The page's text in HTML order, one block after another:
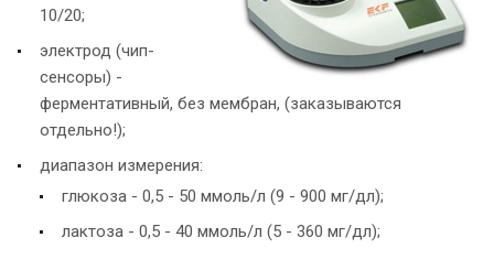
10/20;
электрод (чип-
сенсоры) -
ферментативный, без мембран, (заказываются
отдельно!);
диапазон измерения:
глюкоза - 0,5 - 50 ммоль/л (9 - 900 мг/дл);
лактоза - 0,5 - 40 ммоль/л (5 - 360 мг/дл);